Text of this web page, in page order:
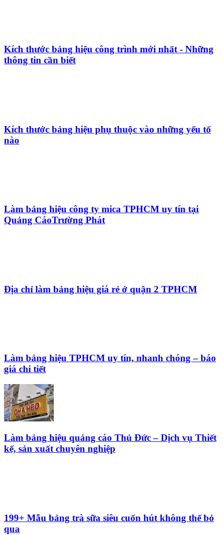
Kích thước bảng hiệu công trình mới nhất - Những
thông tin cần biết
Kích thước bảng hiệu phụ thuộc vào những yếu tố
nào
Làm bảng hiệu công ty mica TPHCM uy tín tại
Quảng CáoTrường Phát
Địa chỉ làm bảng hiệu giá rẻ ở quận 2 TPHCM
Làm bảng hiệu TPHCM uy tín, nhanh chóng – báo
giá chi tiết
Làm bảng hiệu quảng cáo Thủ Đức – Dịch vụ Thiết
kế, sản xuất chuyên nghiệp
199+ Mẫu bảng trà sữa siêu cuốn hút không thể bỏ
qua